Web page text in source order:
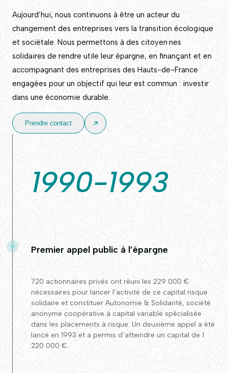
Aujourd’hui, nous continuons à être un acteur du
changement des entreprises vers la transition écologique
et sociétale. Nous permettons à des citoyen·nes
solidaires de rendre utile leur épargne, en finançant et en
accompagnant des entreprises des Hauts-de-France
engagées pour un objectif qui leur est commun : investir
dans une économie durable.
Prendre contact
1990-1993
Premier appel public à l’épargne
720 actionnaires privés ont réuni les 229 000 €
nécessaires pour lancer l’activité de ce capital risque
solidaire et constituer Autonomie & Solidarité, société
anonyme coopérative à capital variable spécialisée
dans les placements à risque. Un deuxième appel a été
lancé en 1993 et a permis d’atteindre un capital de 1
220 000 €.